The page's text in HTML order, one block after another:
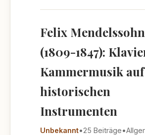
Felix Mendelssohn
(1809-1847):
Kammermusik auf
historischen
Instrumenten
Unbekannt•25 Beiträge•